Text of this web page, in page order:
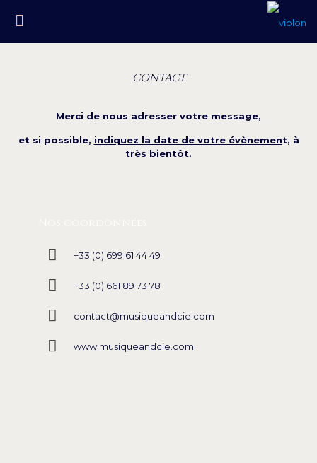
CONTACT
Merci de nous adresser votre message,
et si possible, indiquez la date de votre évènement, à
très bientôt.
+33 (0) 699 61 44 49
+33 (0) 661 89 73 78
contact@musiqueandcie.com
www.musiqueandcie.com